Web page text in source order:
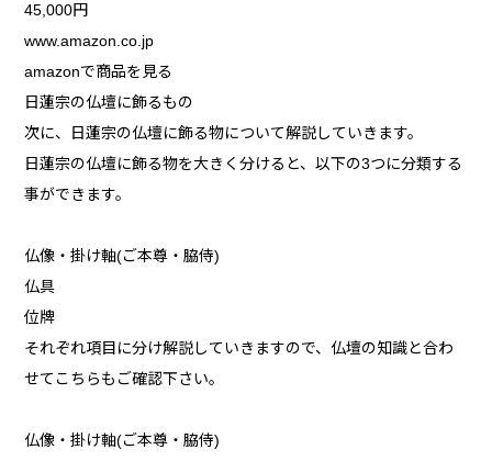
45,000円
www.amazon.co.jp
amazonで商品を見る
日蓮宗の仏壇に飾るもの
次に、日蓮宗の仏壇に飾る物について解説していきます。
日蓮宗の仏壇に飾る物を大きく分けると、以下の3つに分類する
事ができます。
仏像・掛け軸(ご本尊・脇侍)
仏具
位牌
それぞれ項目に分け解説していきますので、仏壇の知識と合わ
せてこちらもご確認下さい。
仏像・掛け軸(ご本尊・脇侍)